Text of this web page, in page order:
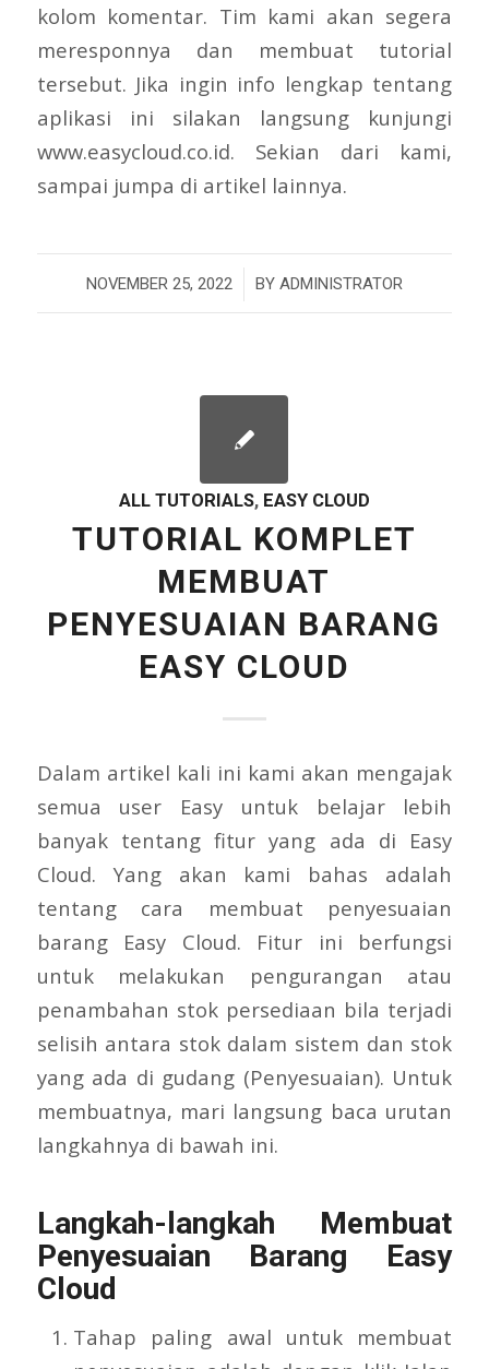
kolom komentar. Tim kami akan segera
meresponnya dan membuat tutorial
tersebut. Jika ingin info lengkap tentang
aplikasi ini silakan langsung kunjungi
www.easycloud.co.id. Sekian dari kami,
sampai jumpa di artikel lainnya.
NOVEMBER 25, 2022
/ BY ADMINISTRATOR
ALL TUTORIALS, EASY CLOUD
TUTORIAL KOMPLET
MEMBUAT
PENYESUAIAN BARANG
EASY CLOUD
Dalam artikel kali ini kami akan mengajak
semua user Easy untuk belajar lebih
banyak tentang fitur yang ada di Easy
Cloud. Yang akan kami bahas adalah
tentang cara membuat penyesuaian
barang Easy Cloud. Fitur ini berfungsi
untuk melakukan pengurangan atau
penambahan stok persediaan bila terjadi
selisih antara stok dalam sistem dan stok
yang ada di gudang (Penyesuaian). Untuk
membuatnya, mari langsung baca urutan
langkahnya di bawah ini.
Langkah-langkah Membuat
Penyesuaian Barang Easy
Cloud
Tahap paling awal untuk membuat